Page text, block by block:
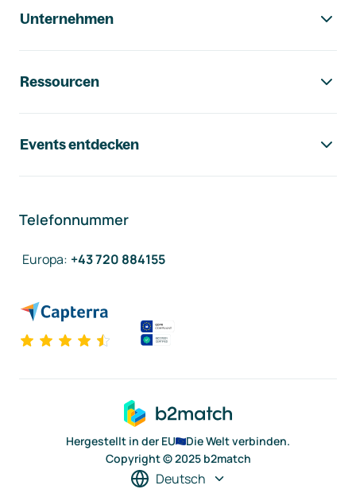
Unternehmen
Ressourcen
Events entdecken
Telefonnummer
Europa: +43 720 884155
Hergestellt in der EU
Die Welt verbinden.
Copyright © 2025 b2match
Deutsch